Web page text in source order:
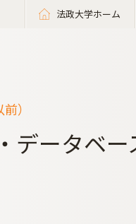
法政大学ホーム
）
データベ